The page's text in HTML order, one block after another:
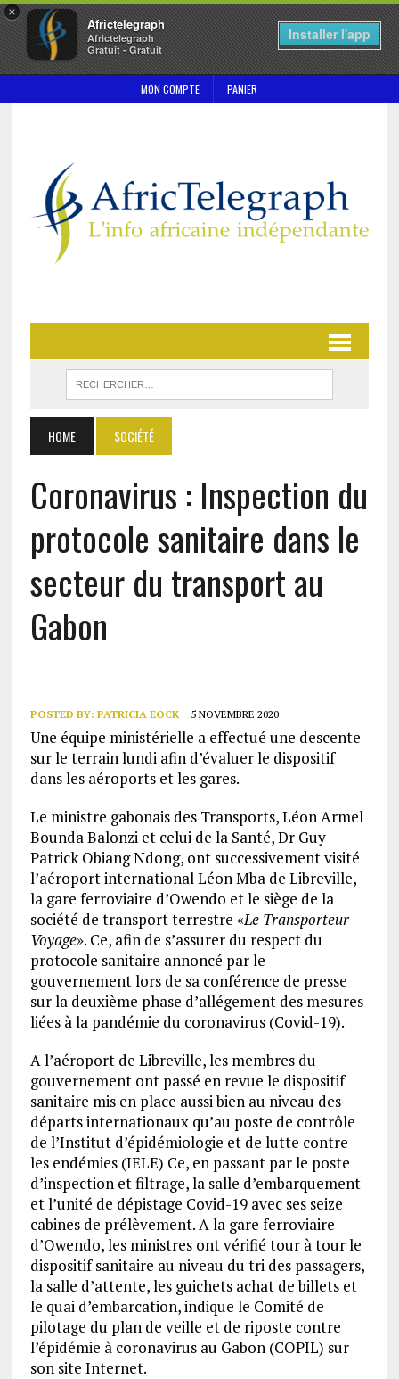
×
Africtelegraph
Africtelegraph
Gratuit - Gratuit
Installer l'app
MON COMPTE PANIER
HOME SOCIÉTÉ
Coronavirus : Inspection du
protocole sanitaire dans le
secteur du transport au
Gabon
POSTED BY: PATRICIA EOCK 5 NOVEMBRE 2020
Une équipe ministérielle a effectué une descente
sur le terrain lundi afin d’évaluer le dispositif
dans les aéroports et les gares.
Le ministre gabonais des Transports, Léon Armel
Bounda Balonzi et celui de la Santé, Dr Guy
Patrick Obiang Ndong, ont successivement visité
l’aéroport international Léon Mba de Libreville,
la gare ferroviaire d’Owendo et le siège de la
société de transport terrestre «Le Transporteur
Voyage». Ce, afin de s’assurer du respect du
protocole sanitaire annoncé par le
gouvernement lors de sa conférence de presse
sur la deuxième phase d’allégement des mesures
liées à la pandémie du coronavirus (Covid-19).
A l’aéroport de Libreville, les membres du
gouvernement ont passé en revue le dispositif
sanitaire mis en place aussi bien au niveau des
départs internationaux qu’au poste de contrôle
de l’Institut d’épidémiologie et de lutte contre
les endémies (IELE) Ce, en passant par le poste
d’inspection et filtrage, la salle d’embarquement
et l’unité de dépistage Covid-19 avec ses seize
cabines de prélèvement. A la gare ferroviaire
d’Owendo, les ministres ont vérifié tour à tour le
dispositif sanitaire au niveau du tri des passagers,
la salle d’attente, les guichets achat de billets et
le quai d’embarcation, indique le Comité de
pilotage du plan de veille et de riposte contre
l’épidémie à coronavirus au Gabon (COPIL) sur
son site Internet.